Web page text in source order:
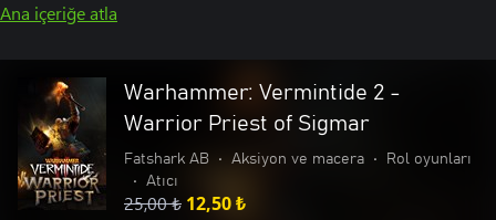
Ana içeriğe atla
Warhammer: Vermintide 2 -
Warrior Priest of Sigmar
Fatshark AB • Aksiyon ve macera •
Rol oyunları
•
Atıcı
25,00 ₺ 12,50 ₺